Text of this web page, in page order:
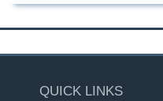
QUICK LINKS